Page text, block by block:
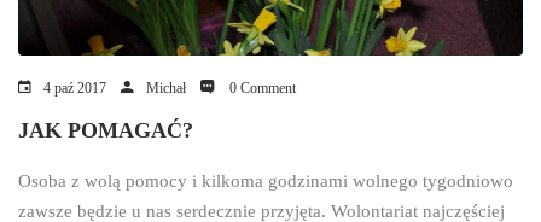
4 paź 2017 Michał 0 Comment
JAK POMAGAĆ?
Osoba z wolą pomocy i kilkoma godzinami wolnego tygodniowo
zawsze będzie u nas serdecznie przyjęta. Wolontariat najczęściej